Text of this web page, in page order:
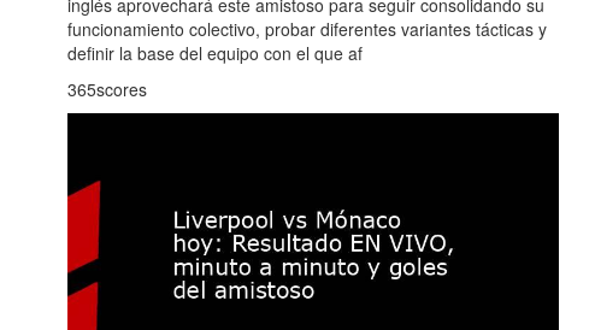
funcionamiento colectivo, probar diferentes variantes tácticas y
definir la base del equipo con el que af
365scores